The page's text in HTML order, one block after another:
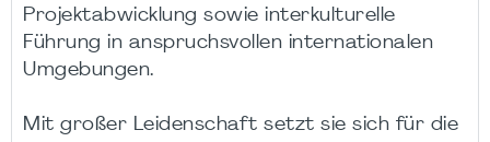
Projektabwicklung sowie interkulturelle
Führung in anspruchsvollen internationalen
Umgebungen.
Mit großer Leidenschaft setzt sie sich für die